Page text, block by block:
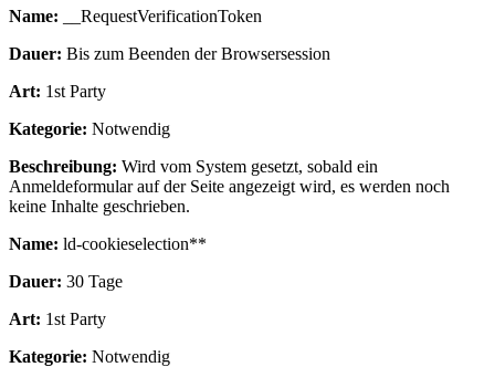
Name: __RequestVerificationToken
Dauer: Bis zum Beenden der Browsersession
Art: 1st Party
Kategorie: Notwendig
Beschreibung: Wird vom System gesetzt, sobald ein
Anmeldeformular auf der Seite angezeigt wird, es werden noch
keine Inhalte geschrieben.
Name: ld-cookieselection**
Dauer: 30 Tage
Art: 1st Party
Kategorie: Notwendig